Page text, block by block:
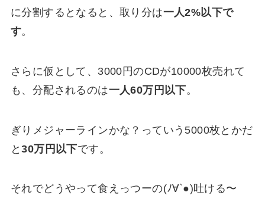
に分割するとなると、取り分は一人2%以下で
す。
さらに仮として、3000円のCDが10000枚売れて
も、分配されるのは一人60万円以下。
ぎりメジャーラインかな？っていう5000枚とかだ
と30万円以下です。
それでどうやって食えっつーの(ﾉ∀`●)吐ける〜